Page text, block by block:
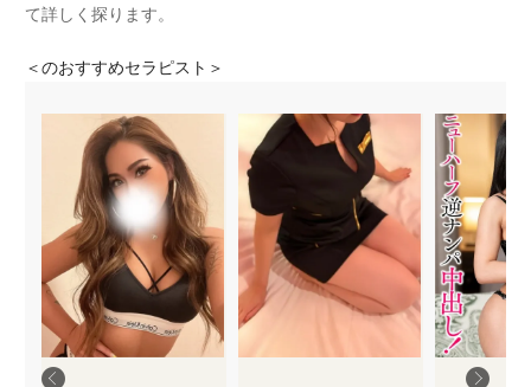
て詳しく探ります。
＜のおすすめセラピスト＞